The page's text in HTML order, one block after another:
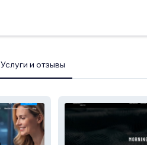
Услуги и отзывы